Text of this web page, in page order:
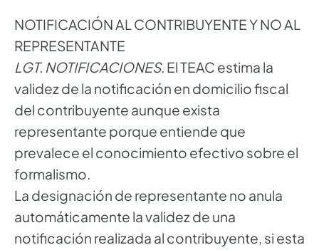
NOTIFICACIÓN AL CONTRIBUYENTE Y NO AL
REPRESENTANTE
LGT. NOTIFICACIONES. El TEAC estima la
validez de la notificación en domicilio fiscal
del contribuyente aunque exista
representante porque entiende que
prevalece el conocimiento efectivo sobre el
formalismo.
La designación de representante no anula
automáticamente la validez de una
notificación realizada al contribuyente, si esta